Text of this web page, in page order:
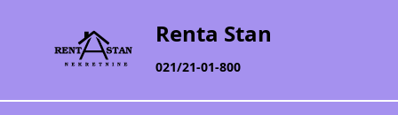
Renta Stan
021/21-01-800